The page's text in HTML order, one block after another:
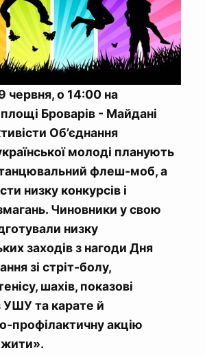
червня, о 14:00 на
Броварів - Майдані
Об’єднання
молоді планують
флеш-моб, а
низку конкурсів і
Чиновники у свою
низку
заходів з нагоди Дня
зі стріт-болу,
шахів, показові
УШУ та карате й
профілактичну акцію